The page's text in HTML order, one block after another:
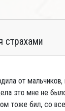
страхами
от
это мне не
тоже бил, со